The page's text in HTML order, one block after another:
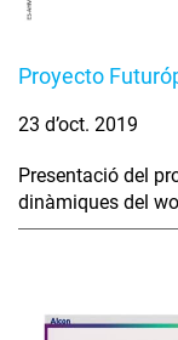
Proyecto
23 d’oct. 2019
Presentació del
dinàmiques del